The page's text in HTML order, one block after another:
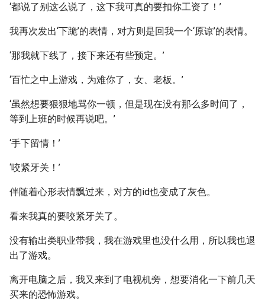
‘都说了别这么说了，这下我可真的要扣你工资了！’
我再次发出‘下跪’的表情，对方则是回我一个‘原谅’的表情。
‘那我就下线了，接下来还有些预定。’
‘百忙之中上游戏，为难你了，女、老板。’
‘虽然想要狠狠地骂你一顿，但是现在没有那么多时间了，
等到上班的时候再说吧。’
‘手下留情！’
‘咬紧牙关！’
伴随着心形表情飘过来，对方的id也变成了灰色。
看来我真的要咬紧牙关了。
没有输出类职业带我，我在游戏里也没什么用，所以我也退
出了游戏。
离开电脑之后，我又来到了电视机旁，想要消化一下前几天
买来的恐怖游戏。